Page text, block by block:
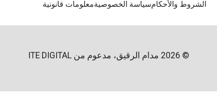
والأحكامسياسة الخصوصيةمعلومات قانونية
ITE DIGITAL